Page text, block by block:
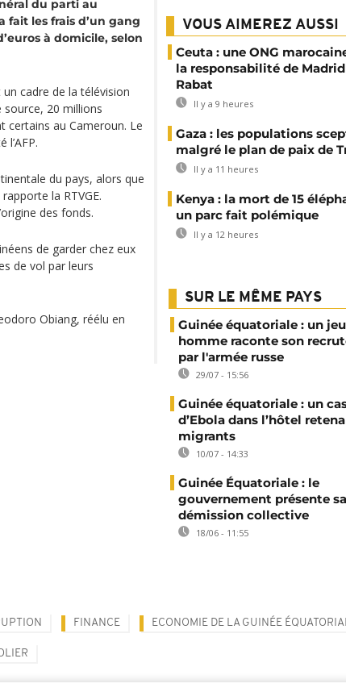
du parti au
fait les frais d’un gang
à domicile, selon
cadre de la télévision
source, 20 millions
certains au Cameroun. Le
du pays, alors que
la RTVGE.
des fonds.
de garder chez eux
de vol par leurs
Obiang, réélu en
VOUS AIMEREZ AUSSI
Ceuta : une ONG
la responsabilité de
Rabat
Il y a 9 heures
Gaza : les populations
malgré le plan de paix de
Il y a 11 heures
Kenya : la mort de 15
un parc fait polémique
Il y a 12 heures
SUR LE MÊME PAYS
Guinée équatoriale : un
homme raconte son
par l'armée russe
29/07 - 15:56
Guinée équatoriale : un
d’Ebola dans l’hôtel
migrants
10/07 - 14:33
Guinée Équatoriale : le
gouvernement présente sa
démission collective
18/06 - 11:55
FINANCE ECONOMIE DE LA GUINÉE